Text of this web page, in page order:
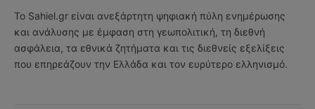
Το Sahiel.gr είναι ανεξάρτητη ψηφιακή πύλη ενημέρωσης
και ανάλυσης με έμφαση στη γεωπολιτική, τη διεθνή
ασφάλεια, τα εθνικά ζητήματα και τις διεθνείς εξελίξεις
που επηρεάζουν την Ελλάδα και τον ευρύτερο ελληνισμό.